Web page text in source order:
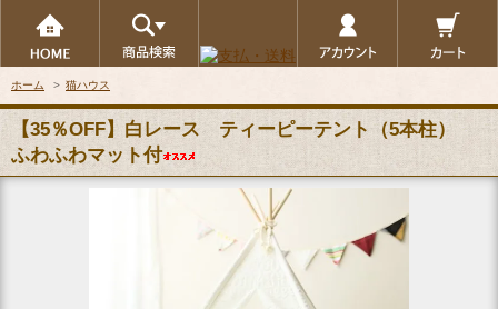
ホーム > 猫ハウス
【35％OFF】白レース ティーピーテント（5本柱）
ふわふわマット付